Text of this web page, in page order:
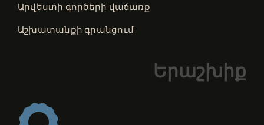
Արվեստի գործերի վաճառք
Աշխատանքի գրանցում
Երաշխիք